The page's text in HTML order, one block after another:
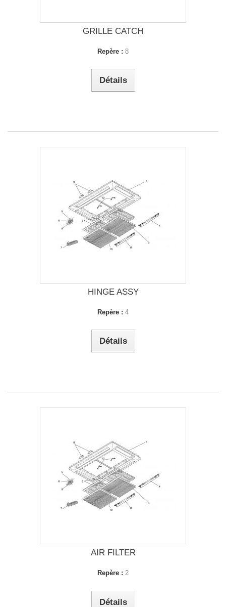
GRILLE CATCH
Repère : 8
Détails
HINGE ASSY
Repère : 4
Détails
AIR FILTER
Repère : 2
Détails